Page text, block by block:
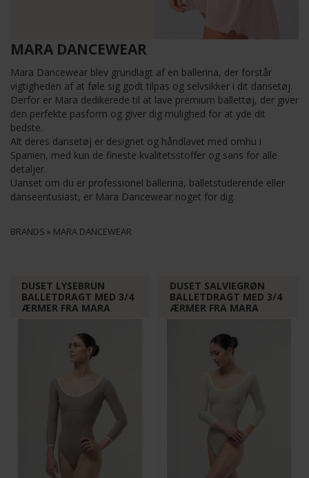
MARA DANCEWEAR
Mara Dancewear blev grundlagt af en ballerina, der forstår
vigtigheden af ​​at føle sig godt tilpas og selvsikker i dit dansetøj.
Derfor er Mara dedikerede til at lave premium ballettøj, der giver
den perfekte pasform og giver dig mulighed for at yde dit
bedste.
Alt deres dansetøj er designet og håndlavet med omhu i
Spanien, med kun de fineste kvalitetsstoffer og sans for alle
detaljer.
Uanset om du er professionel ballerina, balletstuderende eller
danseentusiast, er Mara Dancewear noget for dig.
BRANDS » MARA DANCEWEAR
DUSET LYSEBRUN
BALLETDRAGT MED 3/4
ÆRMER FRA MARA
DUSET SALVIEGRØN
BALLETDRAGT MED 3/4
ÆRMER FRA MARA